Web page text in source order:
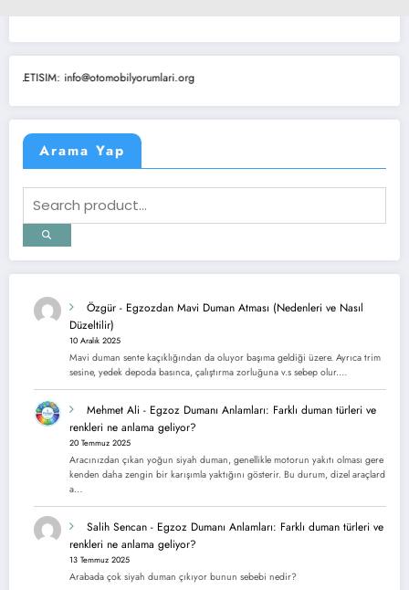
info@otomobilyorumlari.org
Arama Yap
Özgür - Egzozdan Mavi Duman Atması (Nedenleri ve Nasıl
Düzeltilir)
10 Aralık 2025
Mavi duman sente kaçıklığından da oluyor başıma geldiği üzere. Ayrıca trim
sesine, yedek depoda basınca, çalıştırma zorluğuna v.s sebep olur.…
Mehmet Ali - Egzoz Dumanı Anlamları: Farklı duman türleri ve
renkleri ne anlama geliyor?
20 Temmuz 2025
Aracınızdan çıkan yoğun siyah duman, genellikle motorun yakıtı olması gere
kenden daha zengin bir karışımla yaktığını gösterir. Bu durum, dizel araçlard
a…
Salih Sencan - Egzoz Dumanı Anlamları: Farklı duman türleri ve
renkleri ne anlama geliyor?
13 Temmuz 2025
Arabada çok siyah duman çıkıyor bunun sebebi nedir?